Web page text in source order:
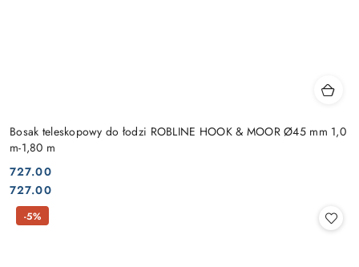
Bosak teleskopowy do łodzi ROBLINE HOOK & MOOR Ø45 mm 1,0
m-1,80 m
Cena:
727.00
Cena:
727.00
-5%